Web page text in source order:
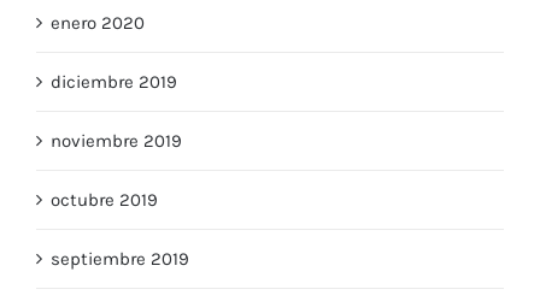
enero 2020
diciembre 2019
noviembre 2019
octubre 2019
septiembre 2019